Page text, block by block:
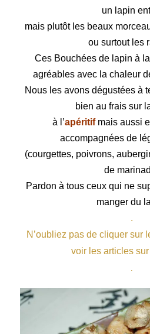
un lapin
mais plutôt les beaux
ou surtout les
Ces Bouchées de lapin à la
agréables avec la chaleur
Nous les avons dégustées à
bien au frais sur
à l’apéritifmais aussi
accompagnées de
(courgettes, poivrons,
de
Pardon à tous ceux qui ne
manger du
.
N’oubliez pas de cliquer sur
voir les articles